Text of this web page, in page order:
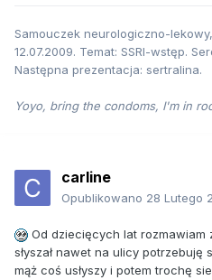
Samouczek neurologiczno-
12.07.2009. Temat: SSRI-wstęp.
Następna prezentacja: sertralina.
Yoyo, bring the condoms, I'm in
carline
Opublikowano 28 Lutego
Od dziecięcych lat rozmawiam
słyszał nawet na ulicy potrzebuję
mąż coś usłyszy i potem trochę